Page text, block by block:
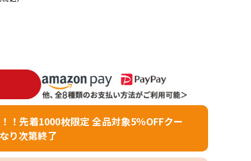
！先着1000枚限定 全品対象5％OFFクー
り次第終了